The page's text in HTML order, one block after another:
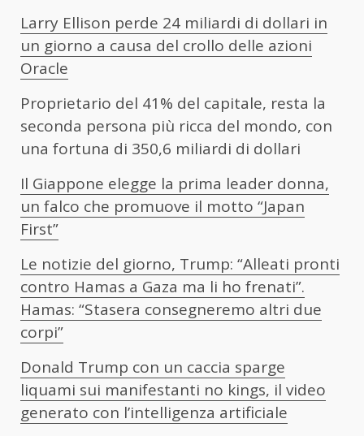
Larry Ellison perde 24 miliardi di dollari in
un giorno a causa del crollo delle azioni
Oracle
Proprietario del 41% del capitale, resta la
seconda persona più ricca del mondo, con
una fortuna di 350,6 miliardi di dollari
Il Giappone elegge la prima leader donna,
un falco che promuove il motto “Japan
First”
Le notizie del giorno, Trump: “Alleati pronti
contro Hamas a Gaza ma li ho frenati”.
Hamas: “Stasera consegneremo altri due
corpi”
Donald Trump con un caccia sparge
liquami sui manifestanti no kings, il video
generato con l’intelligenza artificiale